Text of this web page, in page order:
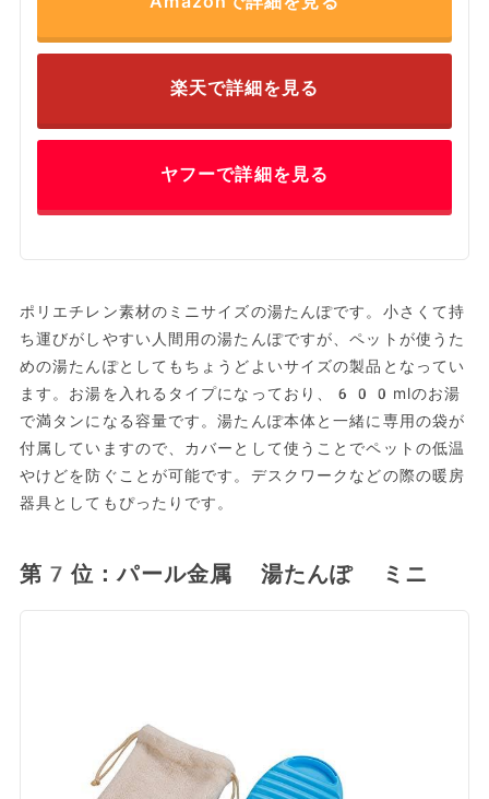
楽天で詳細を見る
ヤフーで詳細を見る
ポリエチレン素材のミニサイズの湯たんぽです。小さくて持
ち運びがしやすい人間用の湯たんぽですが、ペットが使うた
めの湯たんぽとしてもちょうどよいサイズの製品となってい
ます。お湯を入れるタイプになっており、600mlのお湯
で満タンになる容量です。湯たんぽ本体と一緒に専用の袋が
付属していますので、カバーとして使うことでペットの低温
やけどを防ぐことが可能です。デスクワークなどの際の暖房
器具としてもぴったりです。
第7位：パール金属 湯たんぽ ミニ